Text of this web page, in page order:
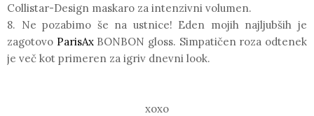
Collistar-Design maskaro za intenzivni volumen.
8. Ne pozabimo še na ustnice! Eden mojih najljubših je
zagotovo ParisAx BONBON gloss. Simpatičen roza odtenek
je več kot primeren za igriv dnevni look.
xoxo